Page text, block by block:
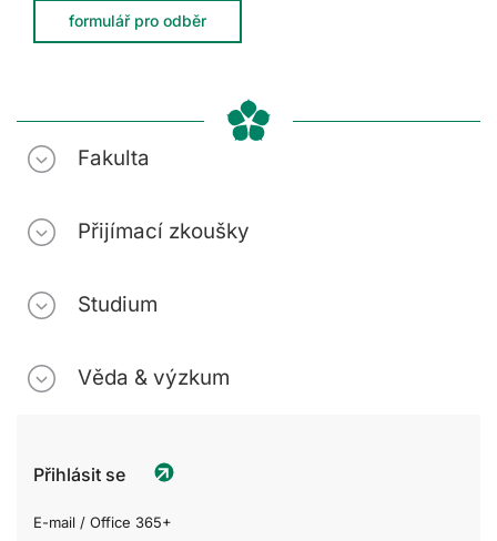
formulář pro odběr
Fakulta
Přijímací zkoušky
Studium
Věda & výzkum
Přihlásit se
E-mail / Office 365+